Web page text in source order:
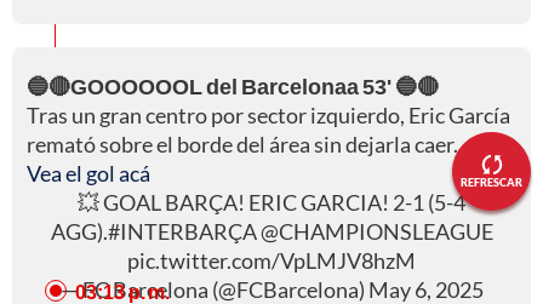
REFRESCAR
🔵🔴GOOOOOOL del Barcelonaa 53' 🔵🔴
Tras un gran centro por sector izquierdo, Eric García
remató sobre el borde del área sin dejarla caer.
Vea el gol acá
💥 GOAL BARÇA! ERIC GARCIA! 2-1 (5-4
AGG).#INTERBARÇA@CHAMPIONSLEAGUE
pic.twitter.com/VpLMJV8hzM
— FC Barcelona (@FCBarcelona) May 6, 2025
03:13 p. m.